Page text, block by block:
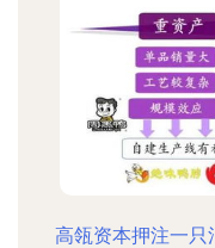
高瓴资本押注一只